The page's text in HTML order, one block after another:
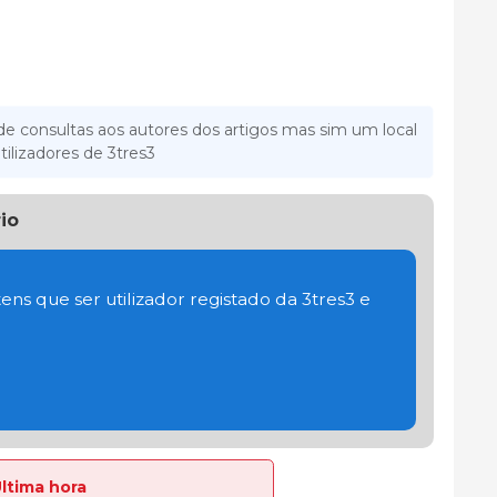
consultas aos autores dos artigos mas sim um local
de 3tres3
que ser utilizador registado da 3tres3 e
hora